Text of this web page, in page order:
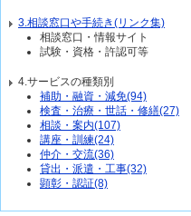
3.相談窓口や手続き(リンク集)
相談窓口・情報サイト
試験・資格・許認可等
4.サービスの種類別
補助・融資・減免(94)
検査・治療・世話・修繕(27)
相談・案内(107)
講座・訓練(24)
仲介・交流(36)
貸出・派遣・工事(32)
顕彰・認証(8)